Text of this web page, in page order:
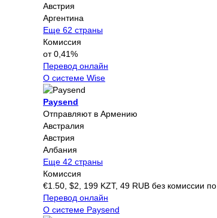
Австрия
Аргентина
Еще 62 страны
Комиссия
от 0,41%
Перевод онлайн
О системе Wise
Paysend
Отправляют в Армению
Австралия
Австрия
Албания
Еще 42 страны
Комиссия
€1.50, $2, 199 KZT, 49 RUB без комиссии по
Перевод онлайн
О системе Paysend